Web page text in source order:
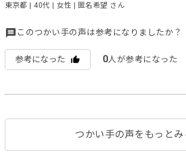
東京都 | 40代 | 女性 | 匿名希望 さん
このつかい手の声は参考になりましたか？
参考になった 0人が参考になった
つかい手の声をもっとみ